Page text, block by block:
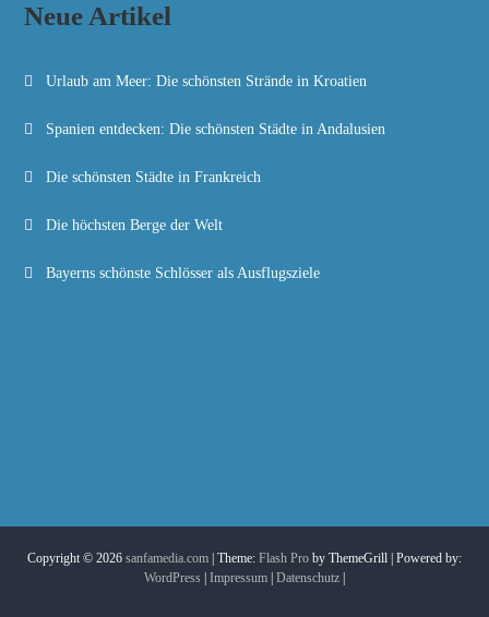
Neue Artikel
Urlaub am Meer: Die schönsten Strände in Kroatien
Spanien entdecken: Die schönsten Städte in Andalusien
Die schönsten Städte in Frankreich
Die höchsten Berge der Welt
Bayerns schönste Schlösser als Ausflugsziele
Copyright © 2026 sanfamedia.com | Theme: Flash Pro by ThemeGrill | Powered by:
WordPress Impressum Datenschutz